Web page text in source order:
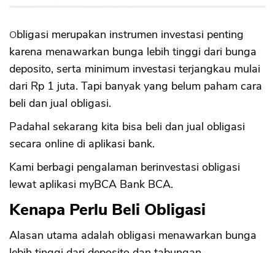
Pajak Bunga Deposito
Kekurangan Investasi Obligasi
1. Risiko gagal bayar
2. Risiko pasar (market risk)
3. Risiko likuiditas (liquidity risk)
4. Risiko pelunasan lebih awal oleh
5. Risiko perubahan peraturan
6. Risiko nilai tukar
8. Obligasi Tidak Dijamin LPS
Kesimpulan
Obligasi merupakan instrumen investasi penting
karena menawarkan bunga lebih tinggi dari bunga
deposito, serta minimum investasi terjangkau mulai
dari Rp 1 juta. Tapi banyak yang belum paham cara
beli dan jual obligasi.
Padahal sekarang kita bisa beli dan jual obligasi
secara online di aplikasi bank.
Kami berbagi pengalaman berinvestasi obligasi
lewat aplikasi myBCA Bank BCA.
Kenapa Perlu Beli Obligasi
Alasan utama adalah obligasi menawarkan bunga